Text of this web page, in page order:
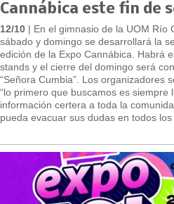
Cannábica este fin de
12/10 | En el gimnasio de la UOM Río
sábado y domingo se desarrollará la
edición de la Expo Cannábica. Habrá
stands y el cierre del domingo será
“Señora Cumbia”. Los organizadores
“lo primero que buscamos es siempre
información certera a toda la
pueda evacuar sus dudas en todos los